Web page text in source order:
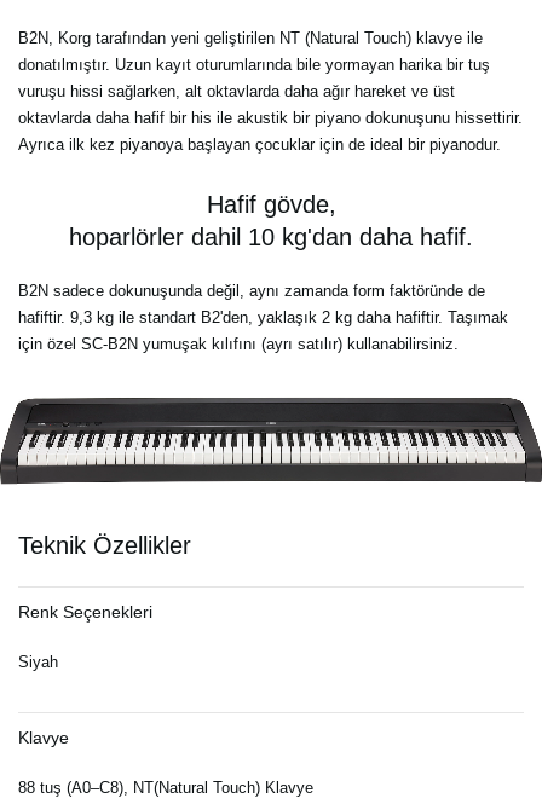
B2N, Korg tarafından yeni geliştirilen NT (Natural Touch) klavye ile
donatılmıştır. Uzun kayıt oturumlarında bile yormayan harika bir tuş
vuruşu hissi sağlarken, alt oktavlarda daha ağır hareket ve üst
oktavlarda daha hafif bir his ile akustik bir piyano dokunuşunu hissettirir.
Ayrıca ilk kez piyanoya başlayan çocuklar için de ideal bir piyanodur.
Hafif gövde,
hoparlörler dahil 10 kg'dan daha hafif.
B2N sadece dokunuşunda değil, aynı zamanda form faktöründe de
hafiftir. 9,3 kg ile standart B2'den, yaklaşık 2 kg daha hafiftir. Taşımak
için özel SC-B2N yumuşak kılıfını (ayrı satılır) kullanabilirsiniz.
Teknik Özellikler
Renk Seçenekleri
Siyah
Klavye
88 tuş (A0–C8), NT(Natural Touch) Klavye